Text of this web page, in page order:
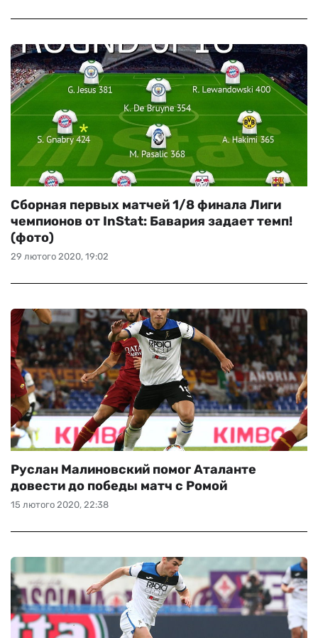
29 лютого 2020, 19:02
Сборная первых матчей 1/8 финала Лиги
чемпионов от InStat: Бавария задает темп!
(фото)
15 лютого 2020, 22:38
Руслан Малиновский помог Аталанте
довести до победы матч с Ромой